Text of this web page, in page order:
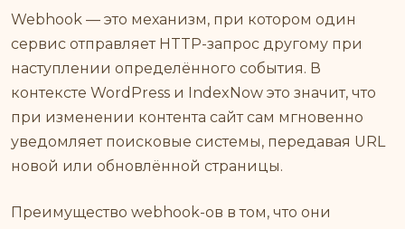
Webhook — это механизм, при котором один
сервис отправляет HTTP-запрос другому при
наступлении определённого события. В
контексте WordPress и IndexNow это значит, что
при изменении контента сайт сам мгновенно
уведомляет поисковые системы, передавая URL
новой или обновлённой страницы.
Преимущество webhook-ов в том, что они